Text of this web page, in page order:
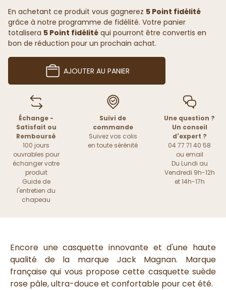
En achetant ce produit vous gagnerez 5 Point fidélité
grâce à notre programme de fidélité. Votre panier
totalisera 5 Point fidélité qui pourront être convertis en
bon de réduction pour un prochain achat.
AJOUTER AU PANIER
Échange -
Satisfait ou
Remboursé
100 jours
ouvrables pour
échanger votre
produit
Guide de
l'entretien du
chapeau
Suivi de
commande
Suivez vos colis
en toute sérénité
Une question ?
Un conseil
d'expert ?
04 77 71 40 58
ou email
Du Lundi au
Vendredi 9h-12h
et 14h-17h
Encore une casquette innovante et d'une haute
qualité de la marque Jack Magnan. Marque
française qui vous propose cette casquette suède
rose pâle, ultra-douce et confortable pour cet été.